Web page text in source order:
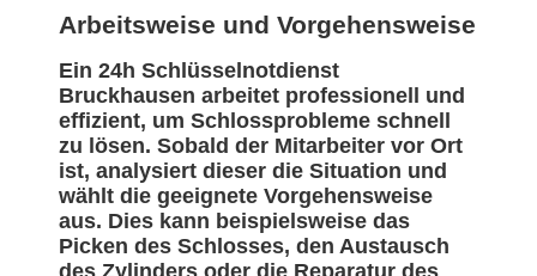
Arbeitsweise und Vorgehensweise
Ein 24h Schlüsselnotdienst
Bruckhausen arbeitet professionell und
effizient, um Schlossprobleme schnell
zu lösen. Sobald der Mitarbeiter vor Ort
ist, analysiert dieser die Situation und
wählt die geeignete Vorgehensweise
aus. Dies kann beispielsweise das
Picken des Schlosses, den Austausch